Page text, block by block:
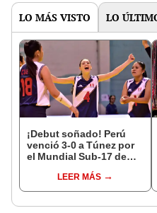
LO MÁS VISTO LO
¡Debut soñado! Perú
venció 3-0 a Túnez por
el Mundial Sub-17 de
LEER MÁS